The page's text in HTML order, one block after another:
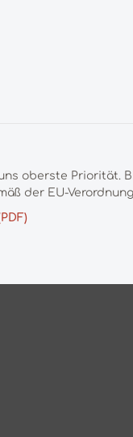
oberste Priorität.
der EU-